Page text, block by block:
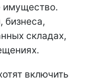
имущество.
бизнеса,
складах,
включить